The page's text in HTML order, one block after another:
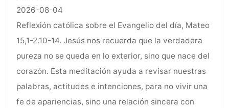
2026-08-04
Reflexión católica sobre el Evangelio del día, Mateo
15,1-2.10-14. Jesús nos recuerda que la verdadera
pureza no se queda en lo exterior, sino que nace del
corazón. Esta meditación ayuda a revisar nuestras
palabras, actitudes e intenciones, para no vivir una
fe de apariencias, sino una relación sincera con